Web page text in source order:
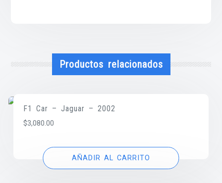
Productos relacionados
F1 Car – Jaguar – 2002
$3,080.00
AÑADIR AL CARRITO